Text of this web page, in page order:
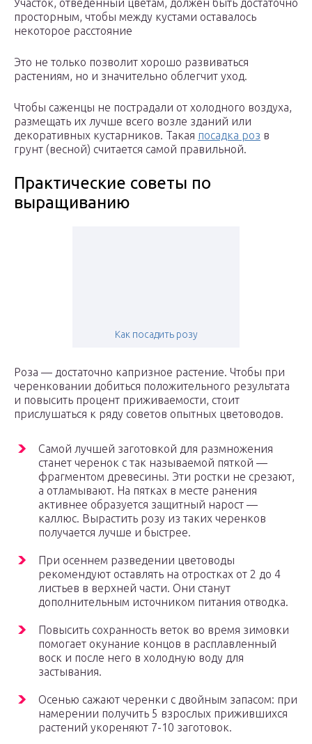
Участок, отведенный цветам, должен быть достаточно
просторным, чтобы между кустами оставалось
некоторое расстояние
Это не только позволит хорошо развиваться
растениям, но и значительно облегчит уход.
Чтобы саженцы не пострадали от холодного воздуха,
размещать их лучше всего возле зданий или
декоративных кустарников. Такая посадка роз в
грунт (весной) считается самой правильной.
Практические советы по
выращиванию
Как посадить розу
Роза — достаточно капризное растение. Чтобы при
черенковании добиться положительного результата
и повысить процент приживаемости, стоит
прислушаться к ряду советов опытных цветоводов.
Самой лучшей заготовкой для размножения
станет черенок с так называемой пяткой —
фрагментом древесины. Эти ростки не срезают,
а отламывают. На пятках в месте ранения
активнее образуется защитный нарост —
каллюс. Вырастить розу из таких черенков
получается лучше и быстрее.
При осеннем разведении цветоводы
рекомендуют оставлять на отростках от 2 до 4
листьев в верхней части. Они станут
дополнительным источником питания отводка.
Повысить сохранность веток во время зимовки
помогает окунание концов в расплавленный
воск и после него в холодную воду для
застывания.
Осенью сажают черенки с двойным запасом: при
намерении получить 5 взрослых прижившихся
растений укореняют 7-10 заготовок.